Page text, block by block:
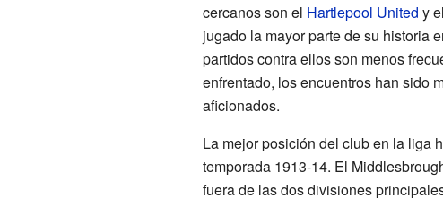
cercanos son el Hartlepool United y el
jugado la mayor parte de su historia
partidos contra ellos son menos
enfrentado, los encuentros han sido
aficionados.
La mejor posición del club en la liga
temporada 1913-14. El
fuera de las dos divisiones